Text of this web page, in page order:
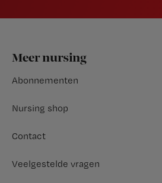
Footer
Meer nursing
Abonnementen
Nursing shop
Contact
Veelgestelde vragen